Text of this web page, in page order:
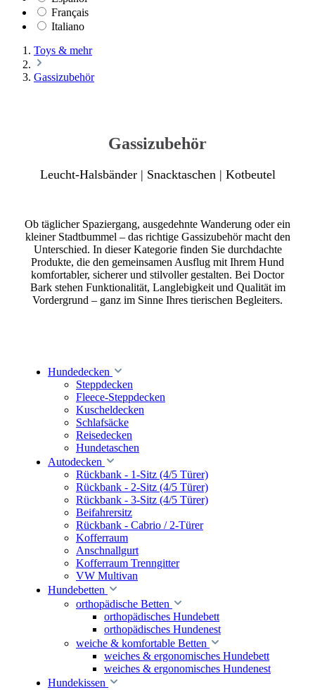
Français
Italiano
Toys & mehr
Gassizubehör
Gassizubehör
Leucht-Halsbänder | Snacktaschen | Kotbeutel
Ob täglicher Spaziergang, ausgedehnte Wanderung oder ein
kleiner Stadtbummel – das richtige Gassizubehör macht den
Unterschied. In dieser Kategorie finden Sie durchdachte
Produkte, die den gemeinsamen Ausflug mit Ihrem Hund
komfortabler, sicherer und stilvoller gestalten. Bei Doctor
Bark stehen Funktionalität, Langlebigkeit und Qualität im
Vordergrund – ganz im Sinne Ihres tierischen Begleiters.
Hundedecken
Steppdecken
Fleece-Steppdecken
Kuscheldecken
Schlafsäcke
Reisedecken
Hundetaschen
Autodecken
Rückbank - 1-Sitz (4/5 Türer)
Rückbank - 2-Sitz (4/5 Türer)
Rückbank - 3-Sitz (4/5 Türer)
Beifahrersitz
Rückbank - Cabrio / 2-Türer
Kofferraum
Anschnallgurt
Kofferraum Trenngitter
VW Multivan
Hundebetten
orthopädische Betten
orthopädisches Hundebett
orthopädisches Hundenest
weiche & komfortable Betten
weiches & ergonomisches Hundebett
weiches & ergonomisches Hundenest
Hundekissen